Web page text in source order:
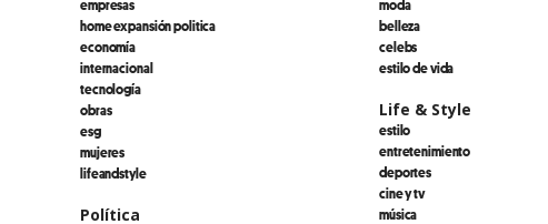
home expansión politica
economía
internacional
tecnología
obras
esg
mujeres
lifeandstyle
Política
belleza
celebs
estilo de vida
Life & Style
estilo
entretenimiento
deportes
cine y tv
música